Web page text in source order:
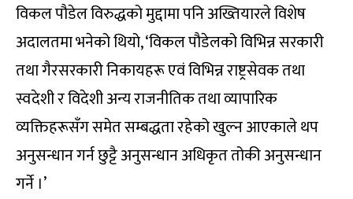
विकल पौडेल विरुद्धको मुद्दामा पनि अख्तियारले विशेष
अदालतमा भनेको थियो, ‘विकल पौडेलको विभिन्न सरकारी
तथा गैरसरकारी निकायहरू एवं विभिन्न राष्ट्रसेवक तथा
स्वदेशी र विदेशी अन्य राजनीतिक तथा व्यापारिक
व्यक्तिहरूसँग समेत सम्बद्धता रहेको खुल्न आएकाले थप
अनुसन्धान गर्न छुट्टै अनुसन्धान अधिकृत तोकी अनुसन्धान
गर्ने ।’